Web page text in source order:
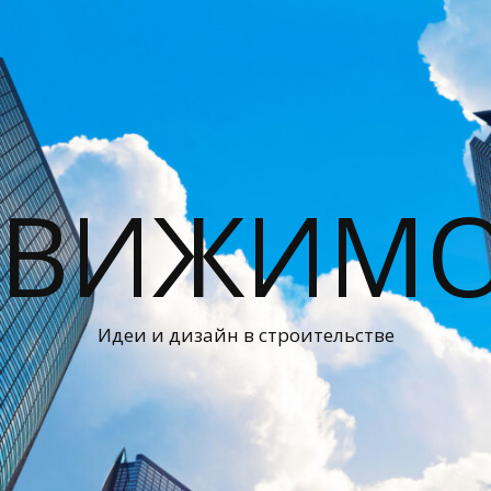
Идеи и дизайн в строительстве